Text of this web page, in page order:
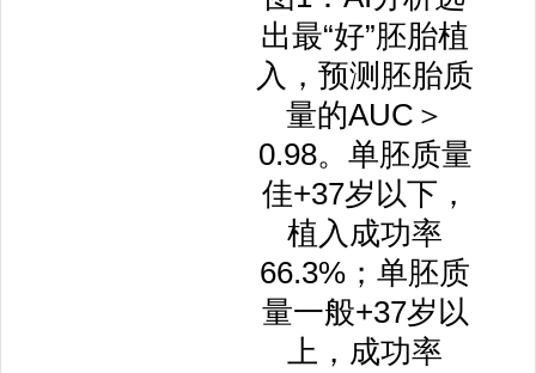
出最“好”胚胎植
入，预测胚胎质
量的AUC＞
0.98。单胚质量
佳+37岁以下，
植入成功率
66.3%；单胚质
量一般+37岁以
上，成功率